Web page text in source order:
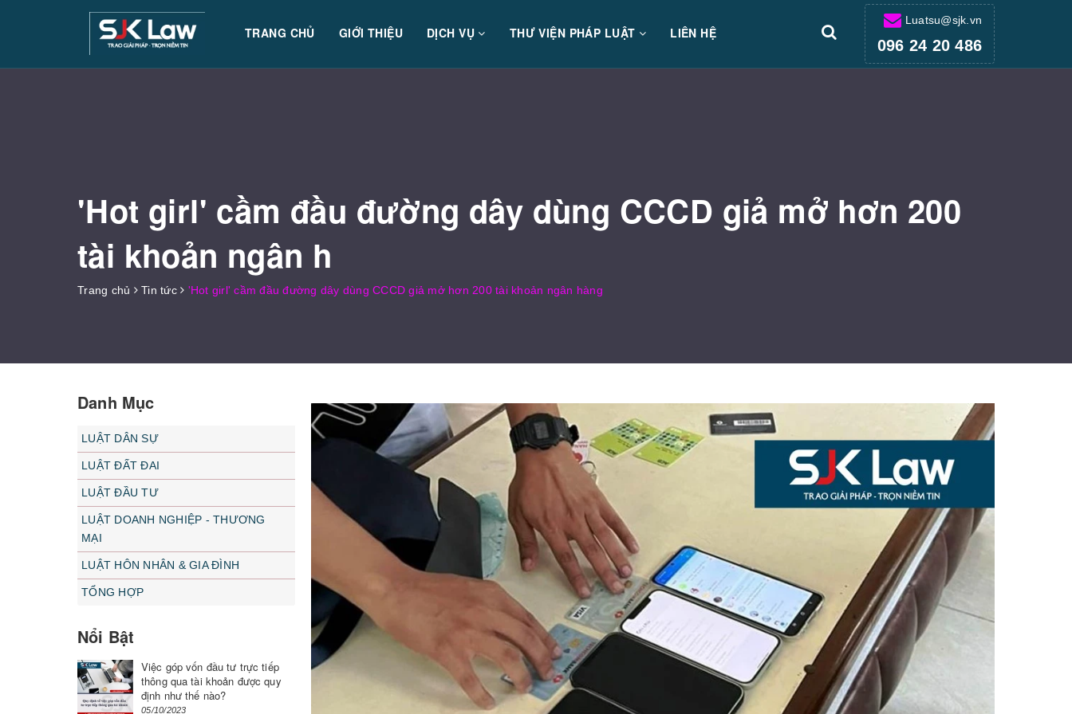
TRANG CHỦ GIỚI THIỆU DỊCH VỤ THƯ VIỆN PHÁP LUẬT LIÊN HỆ
Luatsu@sjk.vn
096 24 20 486
'Hot girl' cầm đầu đường dây dùng CCCD giả mở hơn 200
tài khoản ngân h
Trang chủ Tin tức 'Hot girl' cầm đầu đường dây dùng CCCD giả mở hơn 200 tài khoản ngân hàng
Danh Mục
LUẬT DÂN SỰ
LUẬT ĐẤT ĐAI
LUẬT ĐẦU TƯ
LUẬT DOANH NGHIỆP - THƯƠNG
MẠI
LUẬT HÔN NHÂN & GIA ĐÌNH
TỔNG HỢP
Nổi Bật
Việc góp vốn đầu tư trực tiếp
thông qua tài khoản được quy
định như thế nào?
05/10/2023